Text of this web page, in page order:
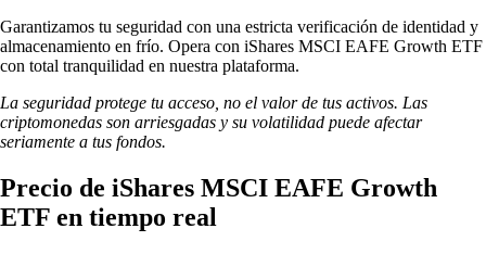
Garantizamos tu seguridad con una estricta verificación de identidad y
almacenamiento en frío. Opera con iShares MSCI EAFE Growth ETF
con total tranquilidad en nuestra plataforma.
La seguridad protege tu acceso, no el valor de tus activos. Las
criptomonedas son arriesgadas y su volatilidad puede afectar
seriamente a tus fondos.
Precio de iShares MSCI EAFE Growth
ETF en tiempo real